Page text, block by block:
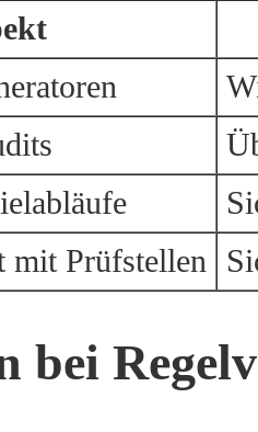
mit Prüfstellen
bei